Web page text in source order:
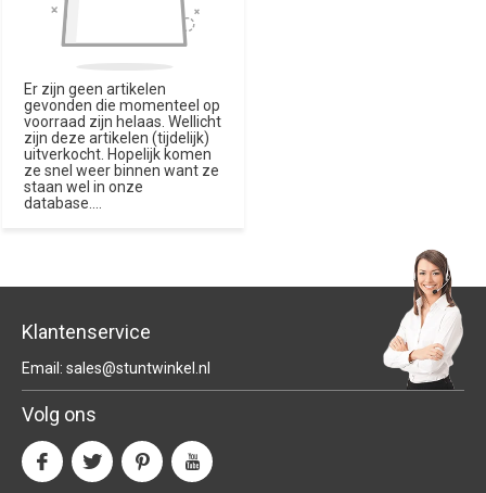
Er zijn geen artikelen
gevonden die momenteel op
voorraad zijn helaas. Wellicht
zijn deze artikelen (tijdelijk)
uitverkocht. Hopelijk komen
ze snel weer binnen want ze
staan wel in onze
database....
Klantenservice
Email: sales@stuntwinkel.nl
Volg ons